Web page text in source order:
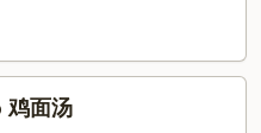
鸡面汤